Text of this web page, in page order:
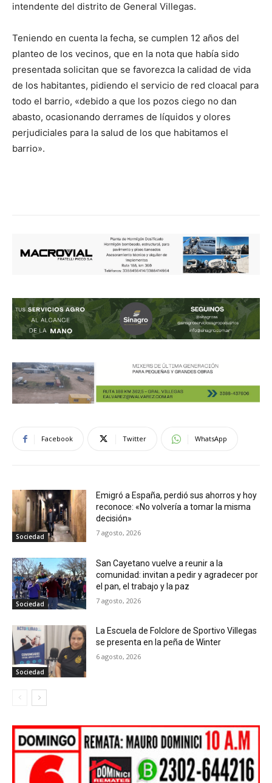
intendente del distrito de General Villegas.
Teniendo en cuenta la fecha, se cumplen 12 años del
planteo de los vecinos, que en la nota que había sido
presentada solicitan que se favorezca la calidad de vida
de los habitantes, pidiendo el servicio de red cloacal para
todo el barrio, «debido a que los pozos ciego no dan
abasto, ocasionando derrames de líquidos y olores
perjudiciales para la salud de los que habitamos el
barrio».
Facebook Twitter WhatsApp
Sociedad
Emigró a España, perdió sus ahorros y hoy
reconoce: «No volvería a tomar la misma
decisión»
7 agosto, 2026
Sociedad
San Cayetano vuelve a reunir a la
comunidad: invitan a pedir y agradecer por
el pan, el trabajo y la paz
7 agosto, 2026
Sociedad
La Escuela de Folclore de Sportivo Villegas
se presenta en la peña de Winter
6 agosto, 2026